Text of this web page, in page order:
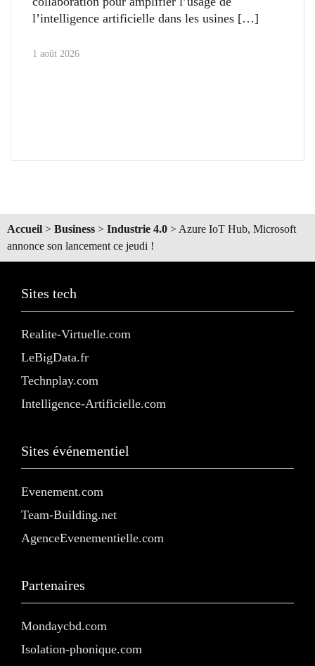
l’intelligence artificielle dans les usines
1 août 2026
Accueil > Business > Industrie 4.0 > Azure IoT Hub, Microsoft
annonce son lancement ce jeudi !
Sites tech
Realite-Virtuelle.com
LeBigData.fr
Technplay.com
Intelligence-Artificielle.com
Sites événementiel
Evenement.com
Team-Building.net
AgenceEvenementielle.com
Partenaires
Mondaycbd.com
Isolation-phonique.com